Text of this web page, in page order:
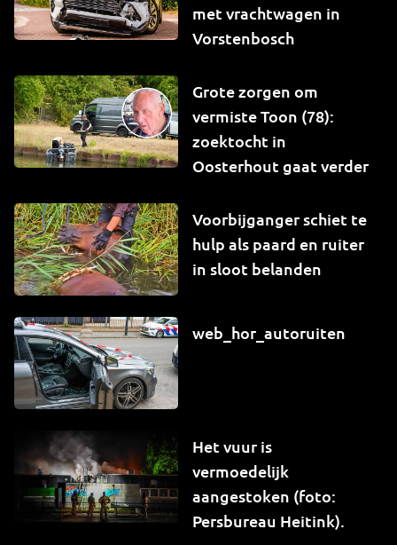
met vrachtwagen in
Vorstenbosch
Grote zorgen om
vermiste Toon (78):
zoektocht in
Oosterhout gaat verder
Voorbijganger schiet te
hulp als paard en ruiter
in sloot belanden
web_hor_autoruiten
Het vuur is
vermoedelijk
aangestoken (foto:
Persbureau Heitink).